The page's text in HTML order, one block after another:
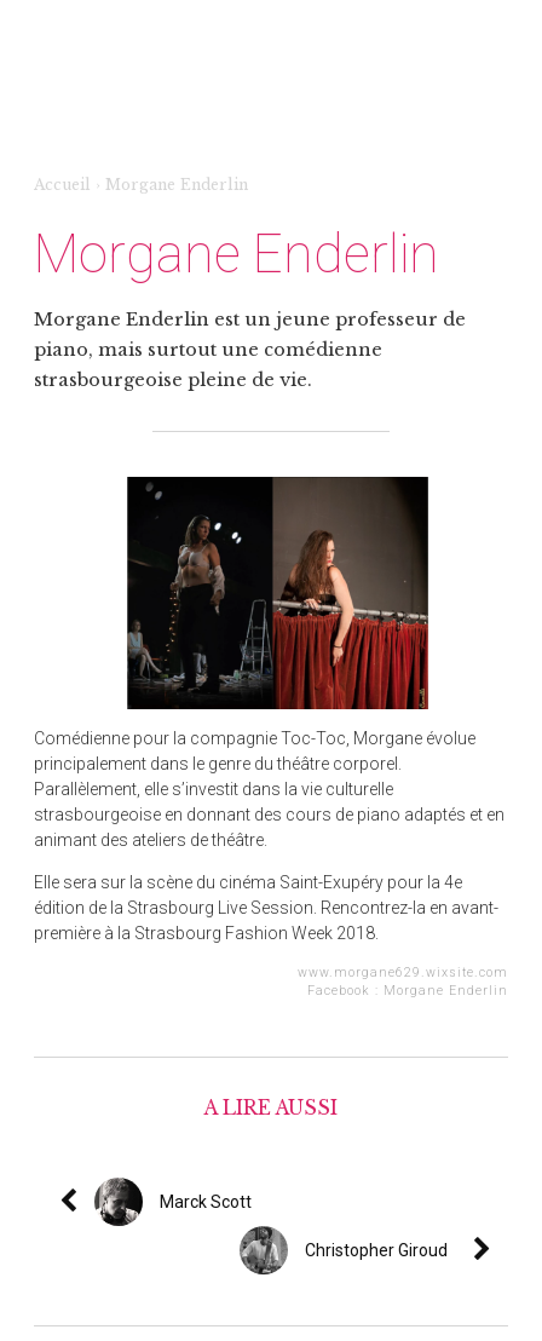
Accueil › Morgane Enderlin
Morgane Enderlin
Morgane Enderlin est un jeune professeur de
piano, mais surtout une comédienne
strasbourgeoise pleine de vie.
Comédienne pour la compagnie Toc-Toc, Morgane évolue
principalement dans le genre du théâtre corporel.
Parallèlement, elle s’investit dans la vie culturelle
strasbourgeoise en donnant des cours de piano adaptés et en
animant des ateliers de théâtre.
Elle sera sur la scène du cinéma Saint-Exupéry pour la 4e
édition de la Strasbourg Live Session. Rencontrez-la en avant-
première à la Strasbourg Fashion Week 2018.
www.morgane629.wixsite.com
Facebook : Morgane Enderlin
A LIRE AUSSI
Marck Scott
Christopher Giroud